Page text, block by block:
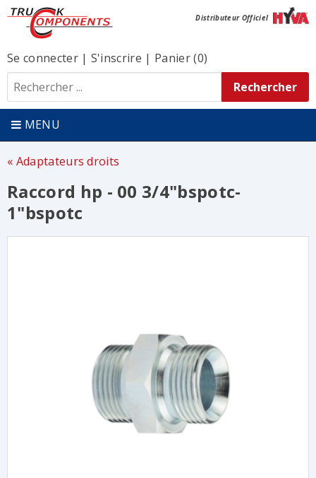
Distributeur Officiel
Se connecter| S'inscrire | Panier (0)
MENU
Adaptateurs droits
Raccord hp - 00 3/4"bspotc-
1"bspotc